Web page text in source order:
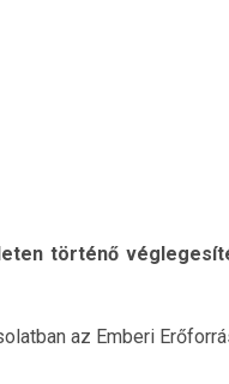
történő
az Emberi